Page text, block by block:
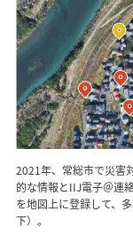
2021年、常総市で災害
的な情報とIIJ電子＠連
を地図上に登録して、
下） 。